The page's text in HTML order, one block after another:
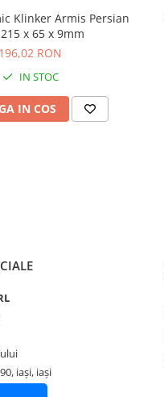
Klinker Armis Persian
x 65 x 9mm
196,02 RON
IN STOC
IN COS
iași, iași